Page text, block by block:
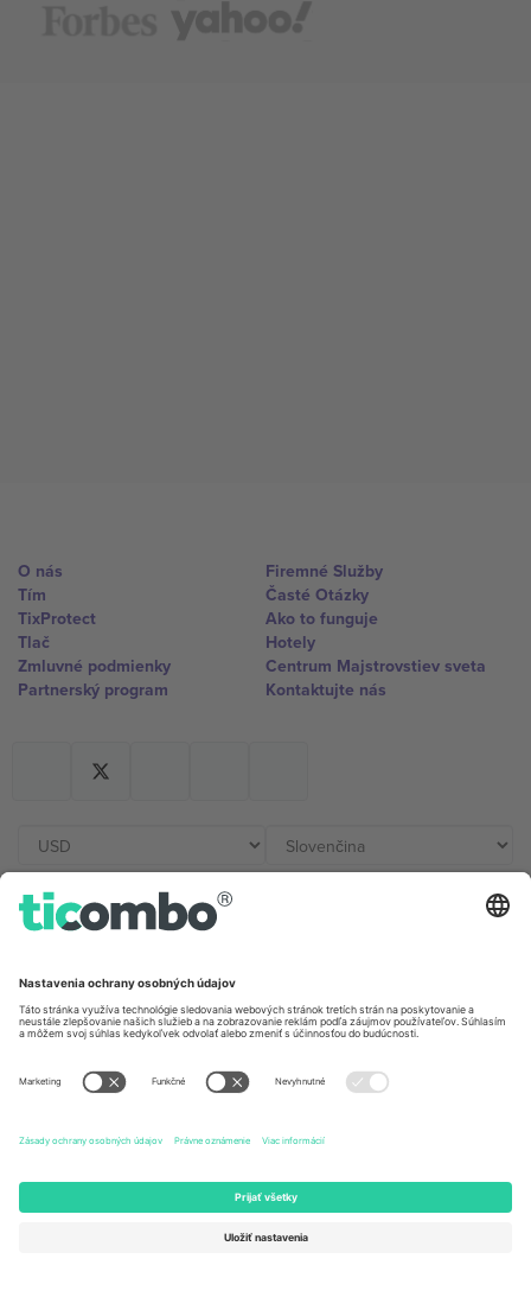
O nás
Tím
TixProtect
Tlač
Zmluvné podmienky
Partnerský program
Firemné Služby
Časté Otázky
Ako to funguje
Hotely
Centrum Majstrovstiev sveta
Kontaktujte nás
Kancelárie Ticombo
Germany
Unter den Linden 24, 10117
Berlin, Germany
167 City Road, London, Greater
London, EC1V 1AW, United
131 Continental Dr, Suite 305,
Dorfstrasse 52a, 6390